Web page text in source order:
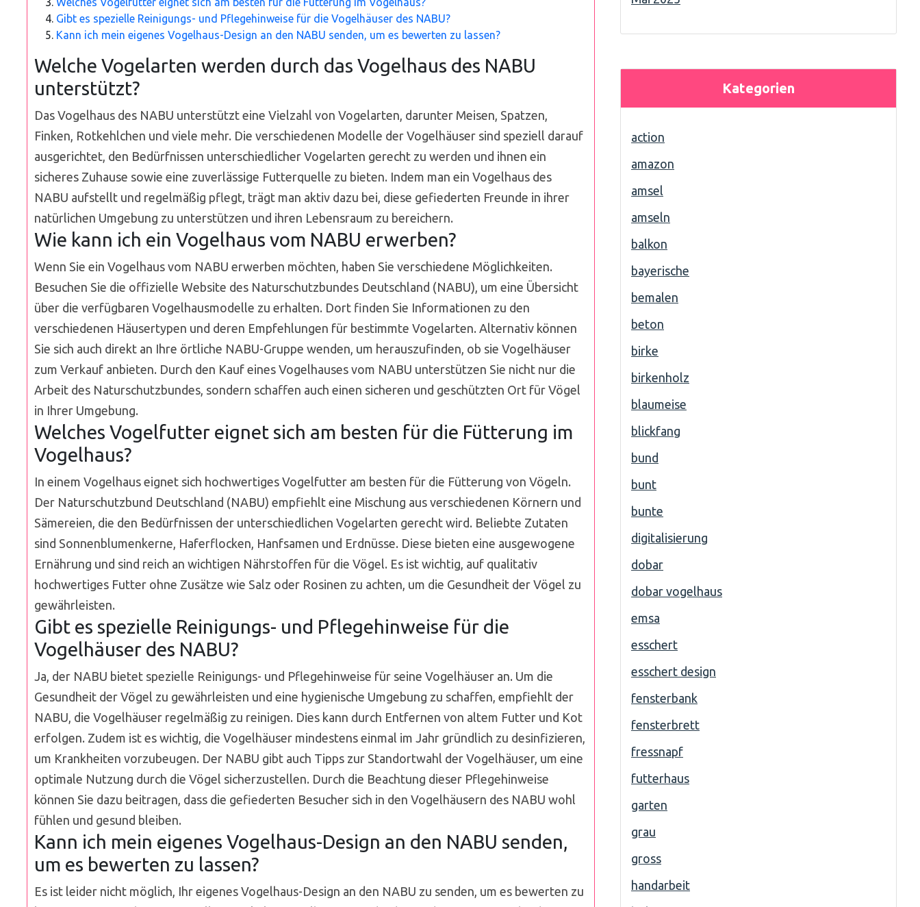
Gibt es spezielle Reinigungs- und Pflegehinweise für die Vogelhäuser des NABU?
Kann ich mein eigenes Vogelhaus-Design an den NABU senden, um es bewerten zu lassen?
Welche Vogelarten werden durch das Vogelhaus des NABU
unterstützt?
Das Vogelhaus des NABU unterstützt eine Vielzahl von Vogelarten, darunter Meisen, Spatzen,
Finken, Rotkehlchen und viele mehr. Die verschiedenen Modelle der Vogelhäuser sind speziell darauf
ausgerichtet, den Bedürfnissen unterschiedlicher Vogelarten gerecht zu werden und ihnen ein
sicheres Zuhause sowie eine zuverlässige Futterquelle zu bieten. Indem man ein Vogelhaus des
NABU aufstellt und regelmäßig pflegt, trägt man aktiv dazu bei, diese gefiederten Freunde in ihrer
natürlichen Umgebung zu unterstützen und ihren Lebensraum zu bereichern.
Wie kann ich ein Vogelhaus vom NABU erwerben?
Wenn Sie ein Vogelhaus vom NABU erwerben möchten, haben Sie verschiedene Möglichkeiten.
Besuchen Sie die offizielle Website des Naturschutzbundes Deutschland (NABU), um eine Übersicht
über die verfügbaren Vogelhausmodelle zu erhalten. Dort finden Sie Informationen zu den
verschiedenen Häusertypen und deren Empfehlungen für bestimmte Vogelarten. Alternativ können
Sie sich auch direkt an Ihre örtliche NABU-Gruppe wenden, um herauszufinden, ob sie Vogelhäuser
zum Verkauf anbieten. Durch den Kauf eines Vogelhauses vom NABU unterstützen Sie nicht nur die
Arbeit des Naturschutzbundes, sondern schaffen auch einen sicheren und geschützten Ort für Vögel
in Ihrer Umgebung.
Welches Vogelfutter eignet sich am besten für die Fütterung im
Vogelhaus?
In einem Vogelhaus eignet sich hochwertiges Vogelfutter am besten für die Fütterung von Vögeln.
Der Naturschutzbund Deutschland (NABU) empfiehlt eine Mischung aus verschiedenen Körnern und
Sämereien, die den Bedürfnissen der unterschiedlichen Vogelarten gerecht wird. Beliebte Zutaten
sind Sonnenblumenkerne, Haferflocken, Hanfsamen und Erdnüsse. Diese bieten eine ausgewogene
Ernährung und sind reich an wichtigen Nährstoffen für die Vögel. Es ist wichtig, auf qualitativ
hochwertiges Futter ohne Zusätze wie Salz oder Rosinen zu achten, um die Gesundheit der Vögel zu
gewährleisten.
Gibt es spezielle Reinigungs- und Pflegehinweise für die
Vogelhäuser des NABU?
Ja, der NABU bietet spezielle Reinigungs- und Pflegehinweise für seine Vogelhäuser an. Um die
Gesundheit der Vögel zu gewährleisten und eine hygienische Umgebung zu schaffen, empfiehlt der
NABU, die Vogelhäuser regelmäßig zu reinigen. Dies kann durch Entfernen von altem Futter und Kot
erfolgen. Zudem ist es wichtig, die Vogelhäuser mindestens einmal im Jahr gründlich zu desinfizieren,
um Krankheiten vorzubeugen. Der NABU gibt auch Tipps zur Standortwahl der Vogelhäuser, um eine
optimale Nutzung durch die Vögel sicherzustellen. Durch die Beachtung dieser Pflegehinweise
können Sie dazu beitragen, dass die gefiederten Besucher sich in den Vogelhäusern des NABU wohl
fühlen und gesund bleiben.
Kann ich mein eigenes Vogelhaus-Design an den NABU senden,
um es bewerten zu lassen?
Es ist leider nicht möglich, Ihr eigenes Vogelhaus-Design an den NABU zu senden, um es bewerten zu
Kategorien
action
amazon
amsel
amseln
balkon
bayerische
bemalen
beton
birke
birkenholz
blaumeise
blickfang
bund
bunt
bunte
digitalisierung
dobar
dobar vogelhaus
emsa
esschert
esschert design
fensterbank
fensterbrett
fressnapf
futterhaus
garten
grau
gross
handarbeit